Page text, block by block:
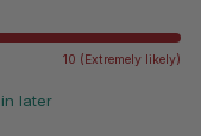
10 (Extremely likely)
later